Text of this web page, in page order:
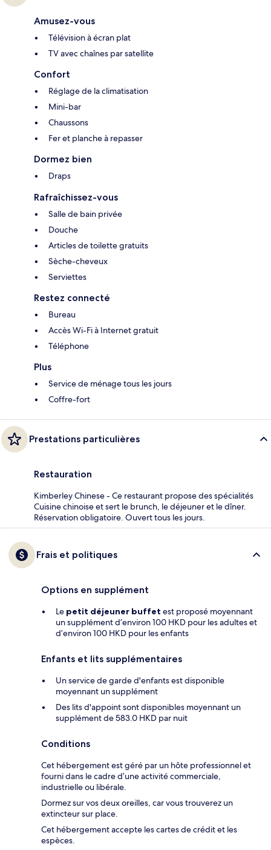
Amusez-vous
Télévision à écran plat
TV avec chaînes par satellite
Confort
Réglage de la climatisation
Mini-bar
Chaussons
Fer et planche à repasser
Dormez bien
Draps
Rafraîchissez-vous
Salle de bain privée
Douche
Articles de toilette gratuits
Sèche-cheveux
Serviettes
Restez connecté
Bureau
Accès Wi-Fi à Internet gratuit
Téléphone
Plus
Service de ménage tous les jours
Coffre-fort
Prestations particulières
Restauration
Kimberley Chinese - Ce restaurant propose des spécialités
Cuisine chinoise et sert le brunch, le déjeuner et le dîner.
Réservation obligatoire. Ouvert tous les jours.
Frais et politiques
Options en supplément
Le petit déjeuner buffet est proposé moyennant
un supplément d’environ 100 HKD pour les adultes et
d’environ 100 HKD pour les enfants
Enfants et lits supplémentaires
Un service de garde d'enfants est disponible
moyennant un supplément
Des lits d'appoint sont disponibles moyennant un
supplément de 583.0 HKD par nuit
Conditions
Cet hébergement est géré par un hôte professionnel et
fourni dans le cadre d’une activité commerciale,
industrielle ou libérale.
Dormez sur vos deux oreilles, car vous trouverez un
extincteur sur place.
Cet hébergement accepte les cartes de crédit et les
espèces.